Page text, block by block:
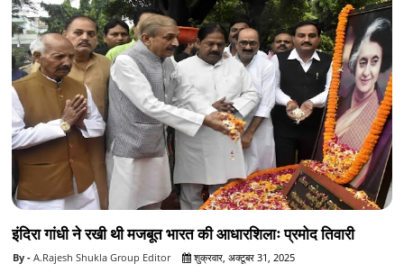
इंदिरा गांधी ने रखी थी मजबूत भारत की आधारशिलाः प्रमोद तिवारी
A.Rajesh Shukla Group Editor शुक्रवार, अक्टूबर 31, 2025